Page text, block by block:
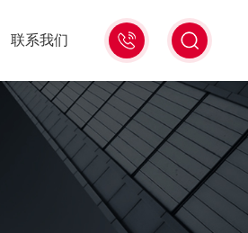
13439477936
联系我们